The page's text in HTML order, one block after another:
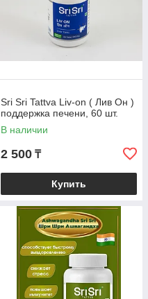
Sri Sri Tattva Liv-on ( Лив Он )
поддержка печени, 60 шт.
В наличии
2 500 ₸
Купить